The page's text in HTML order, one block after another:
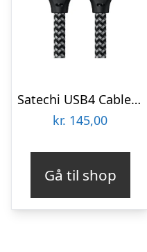
Satechi USB4 Cable – 25cm
kr. 145,00
Gå til shop